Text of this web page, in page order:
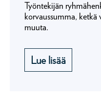
Työntekijän
korvaussumma,
muuta.
Lue lisää